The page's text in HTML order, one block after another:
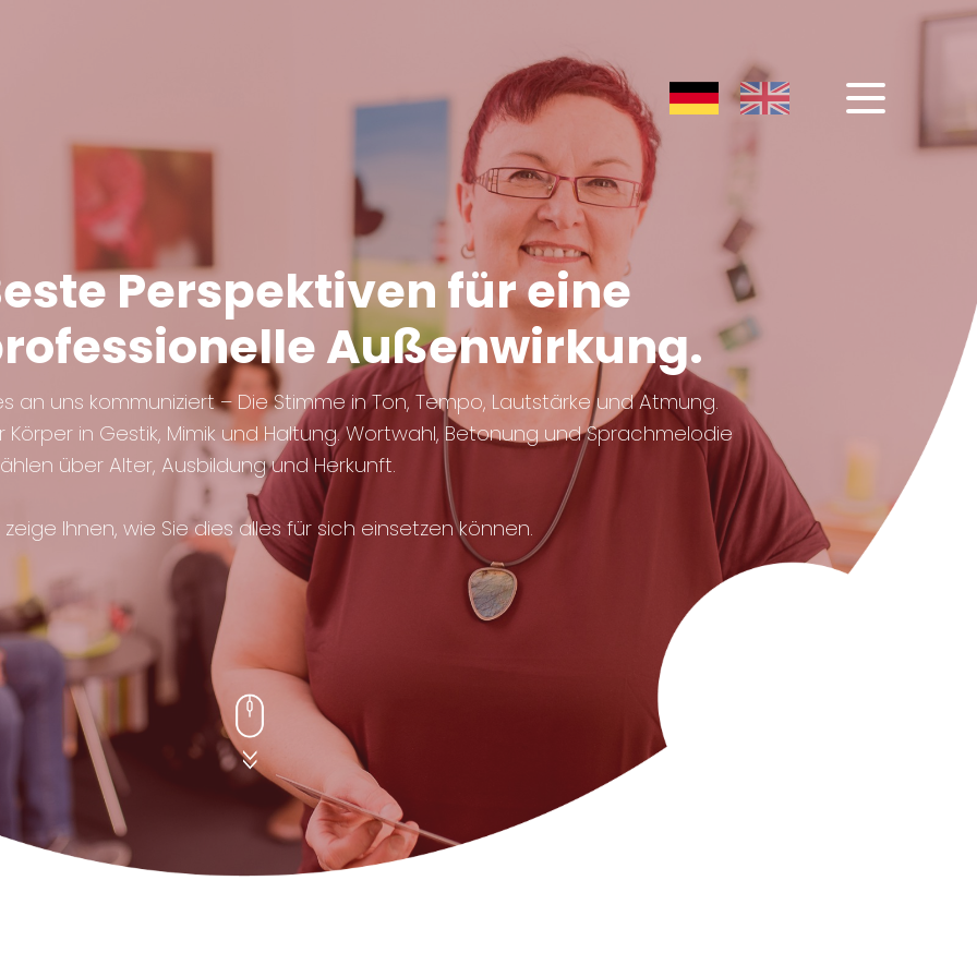
DE EN
Perspektiven für eine
Außenwirkung.
an uns kommuniziert – Die Stimme in Ton, Tempo, Lautstärke und Atmung.
Körper in Gestik, Mimik und Haltung. Wortwahl, Betonung und Sprachmelodie
über Alter, Ausbildung und Herkunft.
zeige Ihnen, wie Sie dies alles für sich einsetzen können.
Scroll